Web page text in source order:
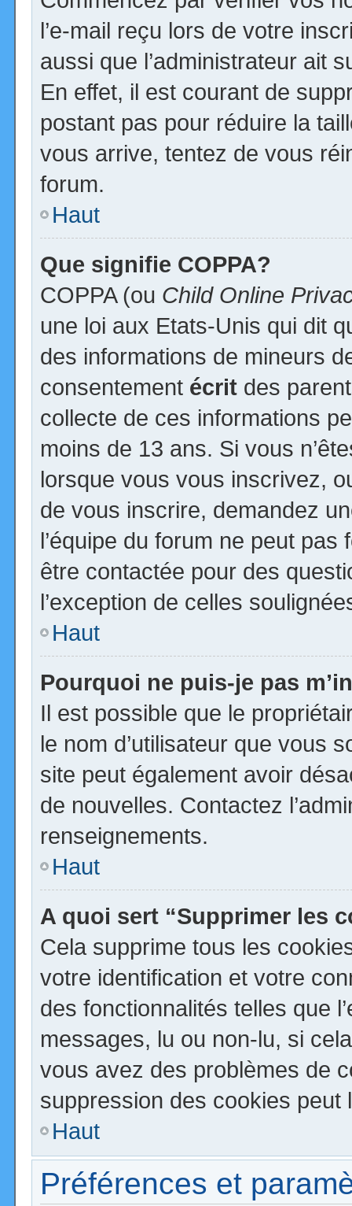
l’e-mail reçu lors de votre
aussi que l’administrateur ait
En effet, il est courant de
postant pas pour réduire la
vous arrive, tentez de vous
forum.
Haut
Que signifie COPPA?
COPPA (ou Child Online
une loi aux Etats-Unis qui dit
des informations de mineurs
consentement écrit des
collecte de ces informations
moins de 13 ans. Si vous
lorsque vous vous inscrivez,
de vous inscrire, demandez
l’équipe du forum ne peut
être contactée pour des
l’exception de celles
Haut
Pourquoi ne puis-je pas
Il est possible que le
le nom d’utilisateur que vous
site peut également avoir
de nouvelles. Contactez
renseignements.
Haut
A quoi sert “Supprimer les
Cela supprime tous les
votre identification et votre
des fonctionnalités telles que
messages, lu ou non-lu, si
vous avez des problèmes de
suppression des cookies peut
Haut
Préférences et